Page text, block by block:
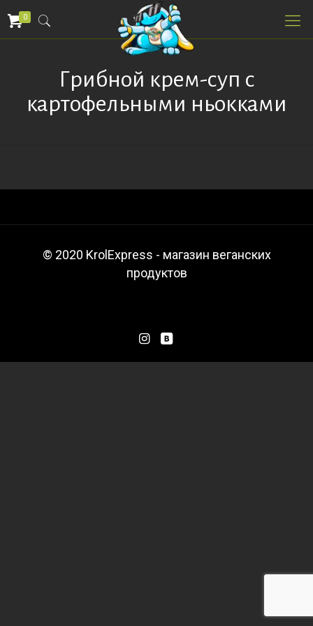
0
Грибной крем-суп с
картофельными ньокками
© 2020 KrolExpress - магазин веганских
продуктов